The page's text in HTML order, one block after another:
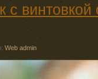
с
Web admin